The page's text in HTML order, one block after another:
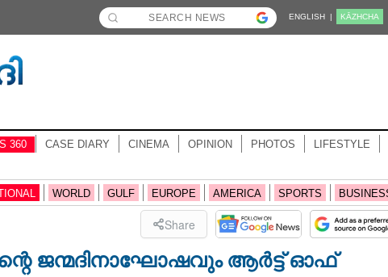
ENGLISH | KĀZHCHA
360 CASE DIARY CINEMA OPINION PHOTOS LIFESTYLE
WORLD GULF EUROPE AMERICA SPORTS
Share
ജന്മദിനാഘോഷവും ആർട്ട് ഓഫ്